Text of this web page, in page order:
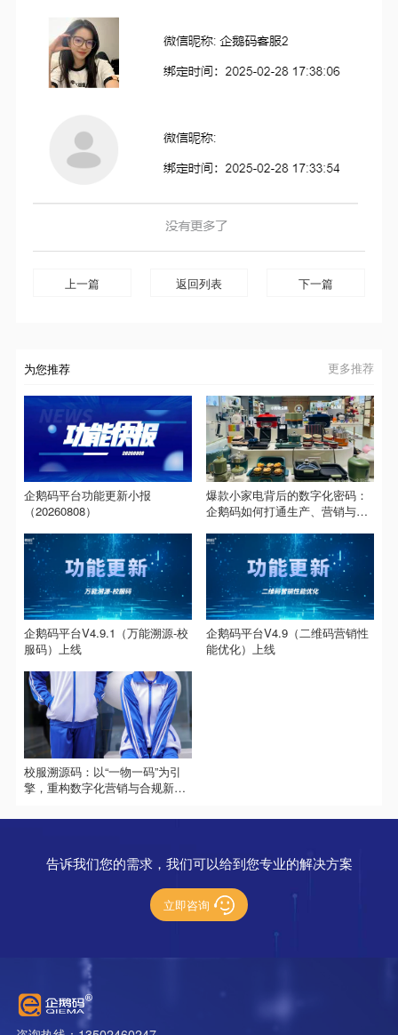
上一篇 返回列表 下一篇
为您推荐 更多推荐
企鹅码平台功能更新小报
（20260808）
爆款小家电背后的数字化密码：
企鹅码如何打通生产、营销与售
企鹅码平台V4.9.1（万能溯源-校
服码）上线
企鹅码平台V4.9（二维码营销性
能优化）上线
校服溯源码：以“一物一码”为引
擎，重构数字化营销与合规新生
告诉我们您的需求，我们可以给到您专业的解决方案
立即咨询